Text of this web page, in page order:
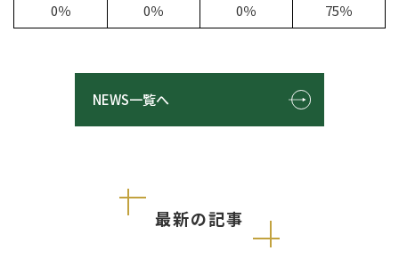
0％
0％ 0％ 75％
NEWS一覧へ
最新の記事